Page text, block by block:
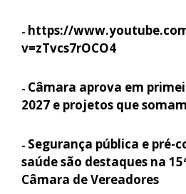
- https://
v=zTvcs7rOCO4
- Câmara aprova em
2027 e projetos que
- Segurança pública e pré-
saúde são destaques na
Câmara de Vereadores